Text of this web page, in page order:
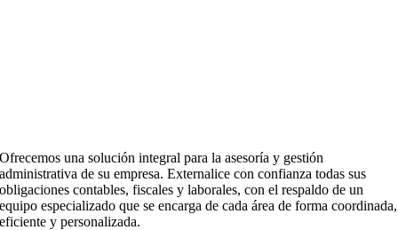
Ofrecemos una solución integral para la asesoría y gestión
administrativa de su empresa. Externalice con confianza todas sus
obligaciones contables, fiscales y laborales, con el respaldo de un
equipo especializado que se encarga de cada área de forma coordinada,
eficiente y personalizada.